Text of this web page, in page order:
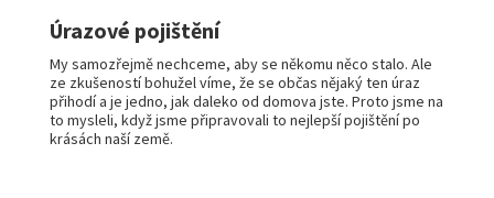
Úrazové pojištění
My samozřejmě nechceme, aby se někomu něco stalo. Ale
ze zkušeností bohužel víme, že se občas nějaký ten úraz
přihodí a je jedno, jak daleko od domova jste. Proto jsme na
to mysleli, když jsme připravovali to nejlepší pojištění po
krásách naší země.